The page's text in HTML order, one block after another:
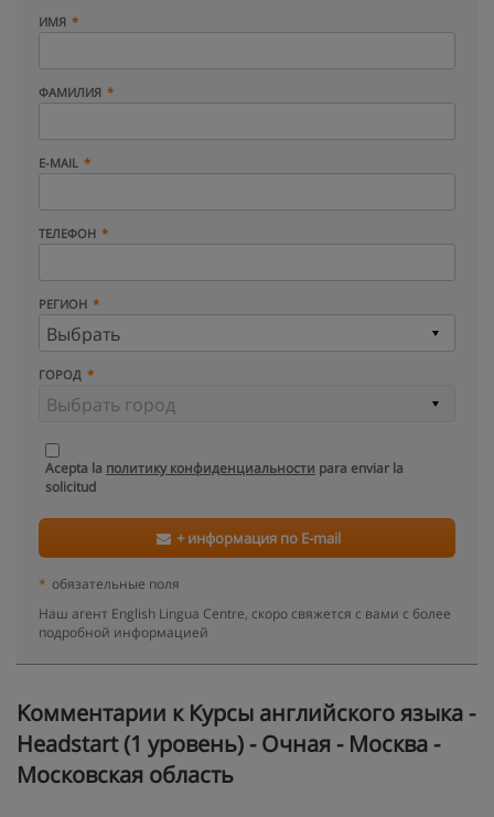
ИМЯ
ФАМИЛИЯ
E-MAIL
ТЕЛЕФОН
РЕГИОН
ГОРОД
Acepta la политику конфиденциальности para enviar la
solicitud
+ информация по E-mail
* обязательные поля
Наш агент English Lingua Centre, скоро свяжется с вами с более
подробной информацией
Kомментарии к Курсы английского языка -
Headstart (1 уровень) - Очная - Москва -
Московская область